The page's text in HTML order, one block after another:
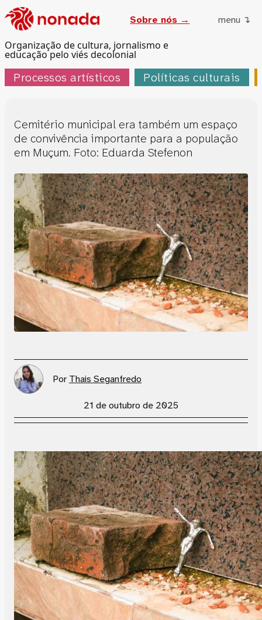
Organização de cultura, jornalismo e
educação pelo viés decolonial
Sobre nós → menu ↴
Processos artísticos Políticas culturais
Cemitério municipal era também um espaço
de convivência importante para a população
em Muçum. Foto: Eduarda Stefenon
Por Thais Seganfredo
21 de outubro de 2025